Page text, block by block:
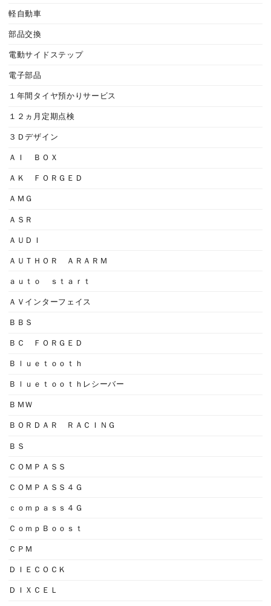
軽自動車
部品交換
電動サイドステップ
電子部品
１年間タイヤ預かりサービス
１２ヵ月定期点検
３Ｄデザイン
ＡＩ ＢＯＸ
ＡＫ ＦＯＲＧＥＤ
ＡＭＧ
ＡＳＲ
ＡＵＤＩ
ＡＵＴＨＯＲ ＡＲＡＲＭ
ａｕｔｏ ｓｔａｒｔ
ＡＶインターフェイス
ＢＢＳ
ＢＣ ＦＯＲＧＥＤ
Ｂｌｕｅｔｏｏｔｈ
Ｂｌｕｅｔｏｏｔｈレシーバー
ＢＭＷ
ＢＯＲＤＡＲ ＲＡＣＩＮＧ
ＢＳ
ＣＯＭＰＡＳＳ
ＣＯＭＰＡＳＳ４Ｇ
ｃｏｍｐａｓｓ４Ｇ
ＣｏｍｐＢｏｏｓｔ
ＣＰＭ
ＤＩＥＣＯＣＫ
ＤＩＸＣＥＬ